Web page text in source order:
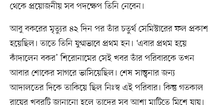
থেকে প্রয়োজনীয় সব পদক্ষেপ তিনি নেবেন।
আবু বকরের মৃত্যুর ৪২ দিন পর তাঁর চতুর্থ সেমিস্টারের ফল প্রকাশ
হয়েছিল। তাতে তিনি যুগ্মভাবে প্রথম হন। ‘এবার প্রথম হয়ে
কাঁদালেন বকর’ শিরোনামের সেই খবর তাঁর পরিবারকে তখন
আবার শোকের সাগরে ভাসিয়েছিল। শেষ সান্ত্বনার জন্য
আদালতের দিকে তাকিয়ে ছিল নিঃস্ব এই পরিবার। কিন্তু গতকাল
রায়ের খবরটি জানানো হলে তাদের সব আশা মাটিতে মিশে যায়।